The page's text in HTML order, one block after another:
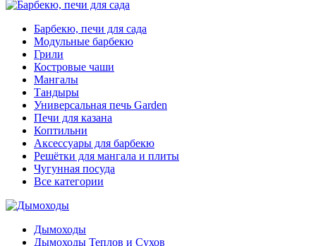
Барбекю, печи для сада
Модульные барбекю
Грили
Костровые чаши
Мангалы
Тандыры
Универсальная печь Garden
Печи для казана
Коптильни
Аксессуары для барбекю
Решётки для мангала и плиты
Чугунная посуда
Все категории
Дымоходы
Дымоходы Теплов и Сухов